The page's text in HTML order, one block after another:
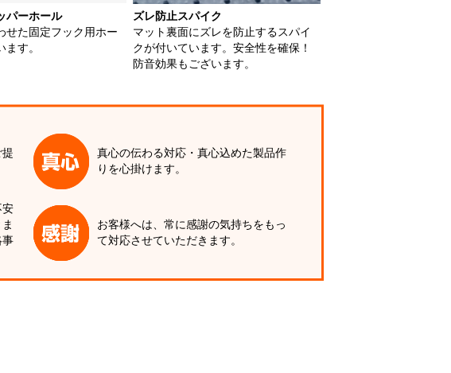
パーホール
せた固定フック用ホー
ます。
ズレ防止スパイク
マット裏面にズレを防止するスパイ
クが付いています。安全性を確保！
防音効果もございます。
真心の伝わる対応・真心込めた製品作
りを心掛けます。
安
事
お客様へは、常に感謝の気持ちをもっ
て対応させていただきます。